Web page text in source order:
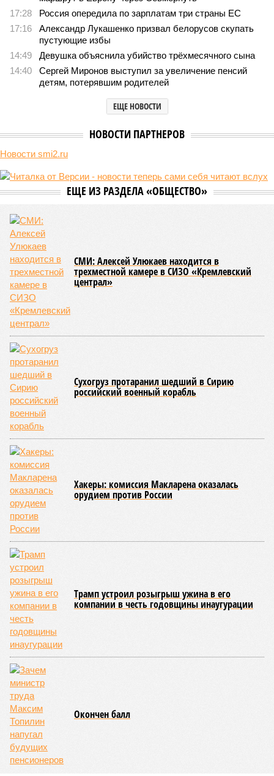
Земля уже не раз показывала человечеству свой крутой
нрав – когда покажет снова?
Земля уже не раз показывала человечеству свой крутой нрав – когда
Природа постоянно вступает в противоречие с нами. Ведь пока
не особенно церемонится с окружающей средой. Самые
массовые катастрофы в прошлом – какими они были? Какие
Рассказ
последствия очередного апокалипсиса, искусственно
вызванного группой биологов, называется «Конец всей
этой мерзости». В реальной жизни участия пытливых
исследователей в организации конца света может не
понадобиться: природа сама разберётся, как и где
уменьшить масштабы человеческой популяции.
Да, наша любимая маленькая планета может быть
единственной, где в пределах Солнечной системы есть
полноценная жизнь, но Земля также регулярно пытается
эту жизнь уничтожить. Так уж вышло, что внутренние
процессы на планете включают в себя всевозможные
геологические, метеорологические и физические явления,
смертельны. И вот несколько тому примеров.
Все стихии сразу
Около 100 лет назад в Поднебесной приключилось то, что
у нас назвали бы тридцатью тремя несчастьями. Страну
последовательно поразили: многолетняя засуха, страшный
паводок, невероятные ливни. Несколько миллионов
человек не пережили этот разгул стихий. Вот что тогда
приключилось.
Зима 1931 года выдалась в Китае чрезвычайно
продолжительной и суровой. Снега образовалось огромное
количество – казалось бы, хороший знак после периода
великой суши, продолжавшегося с 1928-го. Но всё
обратилось катастрофой. Снег растаял, устремился в реки,
страшным наводнением, которое обильные весенние ливни
только усугубили. К июню всё это преобразовалось в
массовый потоп, в июле же Китай в дополнение накрыло
сразу девятью циклонами. Последствия оказались
невообразимыми: наводнение погребло под собой
территорию в 180 тыс. квадратных километров, что равно
по площади Карелии, шести Курским или Калужским
областям, десятку Чуваший.